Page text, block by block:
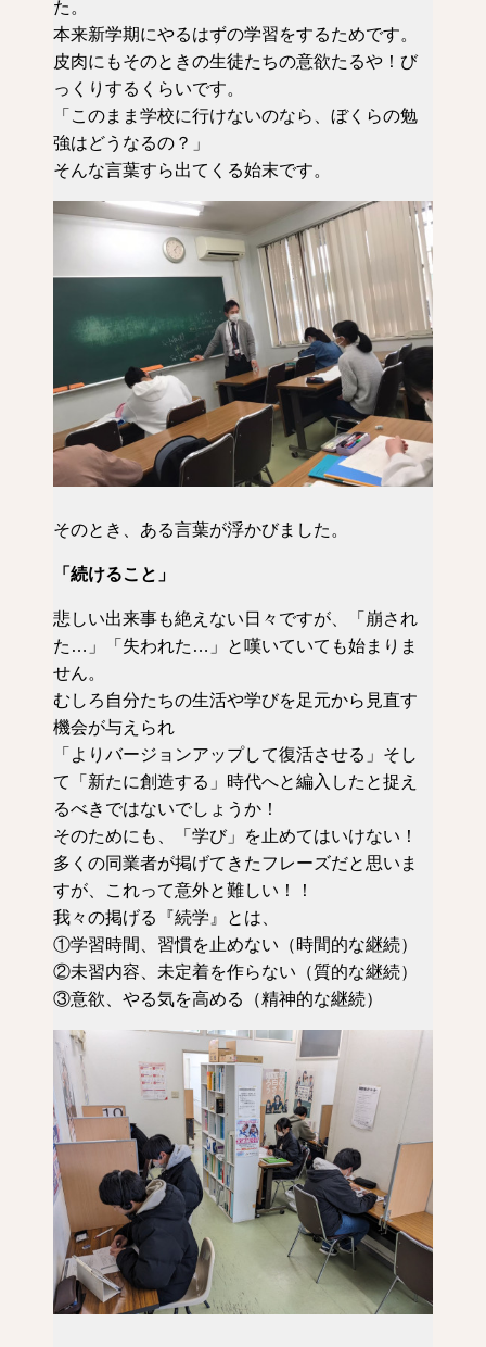
た。
本来新学期にやるはずの学習をするためです。
皮肉にもそのときの生徒たちの意欲たるや！び
っくりするくらいです。
「このまま学校に行けないのなら、ぼくらの勉
強はどうなるの？」
そんな言葉すら出てくる始末です。
そのとき、ある言葉が浮かびました。
「続けること」
悲しい出来事も絶えない日々ですが、「崩され
た…」「失われた…」と嘆いていても始まりま
せん。
むしろ自分たちの生活や学びを足元から見直す
機会が与えられ
「よりバージョンアップして復活させる」そし
て「新たに創造する」時代へと編入したと捉え
るべきではないでしょうか！
そのためにも、「学び」を止めてはいけない！
多くの同業者が掲げてきたフレーズだと思いま
すが、これって意外と難しい！！
我々の掲げる『続学』とは、
①学習時間、習慣を止めない（時間的な継続）
②未習内容、未定着を作らない（質的な継続）
③意欲、やる気を高める（精神的な継続）